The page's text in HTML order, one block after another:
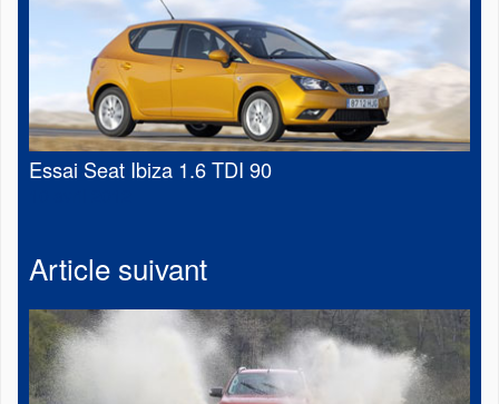
Essai Seat Ibiza 1.6 TDI 90
Article suivant